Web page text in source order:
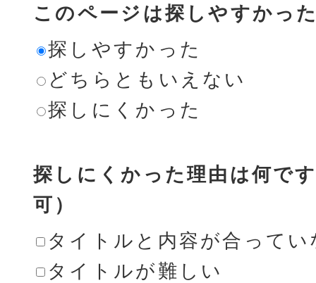
このページは探しやすかっ
探しやすかった
どちらともいえない
探しにくかった
探しにくかった理由は何で
可）
タイトルと内容が合ってい
タイトルが難しい